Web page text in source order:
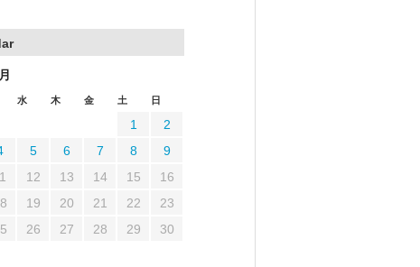
水 木 金 土 日
1
2
5 6 7 8
9
12 13 14 15
16
19 20 21 22
23
26 27 28 29
30